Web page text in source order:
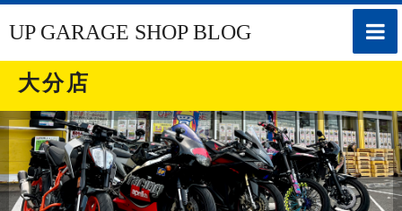
toggle
UP GARAGE SHOP BLOG
大分店